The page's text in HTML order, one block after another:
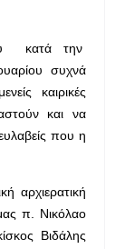
κατά την
συχνά
καιρικές
και να
που η
αρχιερατική
π. Νικόλαο
Βιδάλης